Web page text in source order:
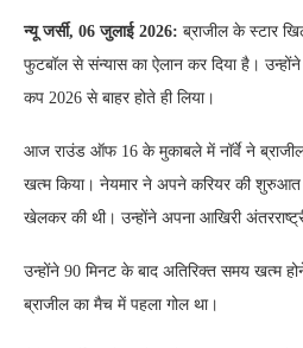
न्यू जर्सी, 06 जुलाई 2026: ब्राजील के स्टार
फुटबॉल से संन्यास का ऐलान कर दिया है।
कप 2026 से बाहर होते ही लिया।
आज राउंड ऑफ 16 के मुकाबले में नॉर्वे ने
खत्म किया। नेयमार ने अपने करियर की शुरुआत
खेलकर की थी। उन्होंने अपना आखिरी
उन्होंने 90 मिनट के बाद अतिरिक्त समय खत्म
ब्राजील का मैच में पहला गोल था।